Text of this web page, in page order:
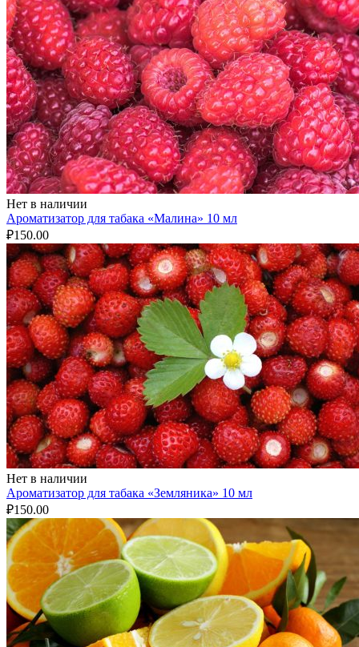
Нет в наличии
Ароматизатор для табака «Малина» 10 мл
₽150.00
Нет в наличии
Ароматизатор для табака «Земляника» 10 мл
₽150.00